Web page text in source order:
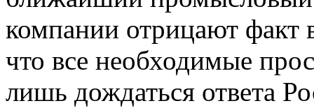
компании отрицают факт
что все необходимые
лишь дождаться ответа